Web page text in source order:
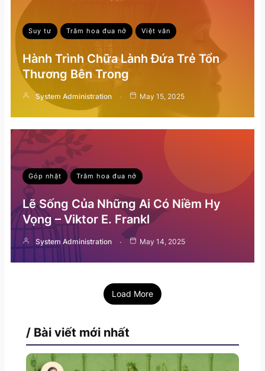
Suy tư Trăm hoa đua nở Việt văn
Hành Trình Chữa Lành Đứa Trẻ Tổn
Thương Bên Trong
System Administration May 15, 2025
Góp nhặt Trăm hoa đua nở
Lẽ Sống Của Những Ai Có Niềm Hy
Vọng – Viktor E. Frankl
System Administration May 14, 2025
Load More
/ Bài viết mới nhất